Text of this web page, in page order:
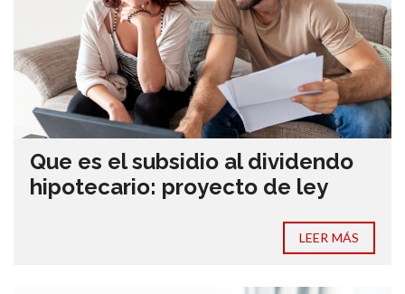
Que es el subsidio al dividendo
hipotecario: proyecto de ley
LEER MÁS